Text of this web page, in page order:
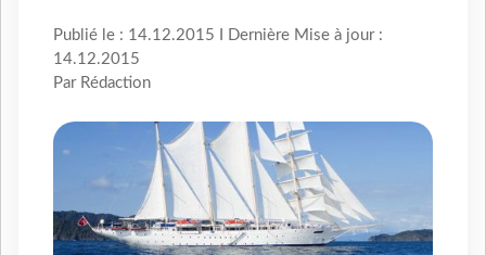
Publié le : 14.12.2015 I Dernière Mise à jour :
14.12.2015
Par Rédaction